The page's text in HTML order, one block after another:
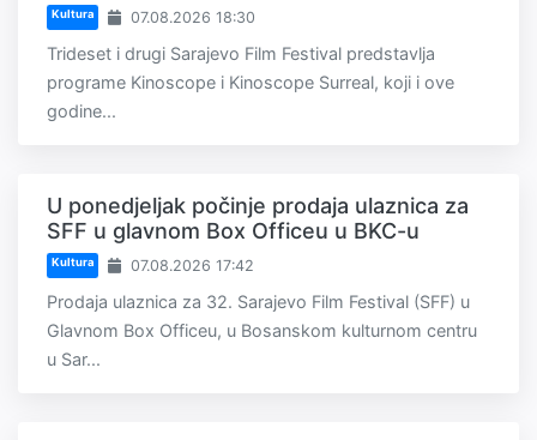
Kultura 07.08.2026 18:30
Trideset i drugi Sarajevo Film Festival predstavlja
programe Kinoscope i Kinoscope Surreal, koji i ove
godine...
U ponedjeljak počinje prodaja ulaznica za
SFF u glavnom Box Officeu u BKC-u
Kultura 07.08.2026 17:42
Prodaja ulaznica za 32. Sarajevo Film Festival (SFF) u
Glavnom Box Officeu, u Bosanskom kulturnom centru
u Sar...